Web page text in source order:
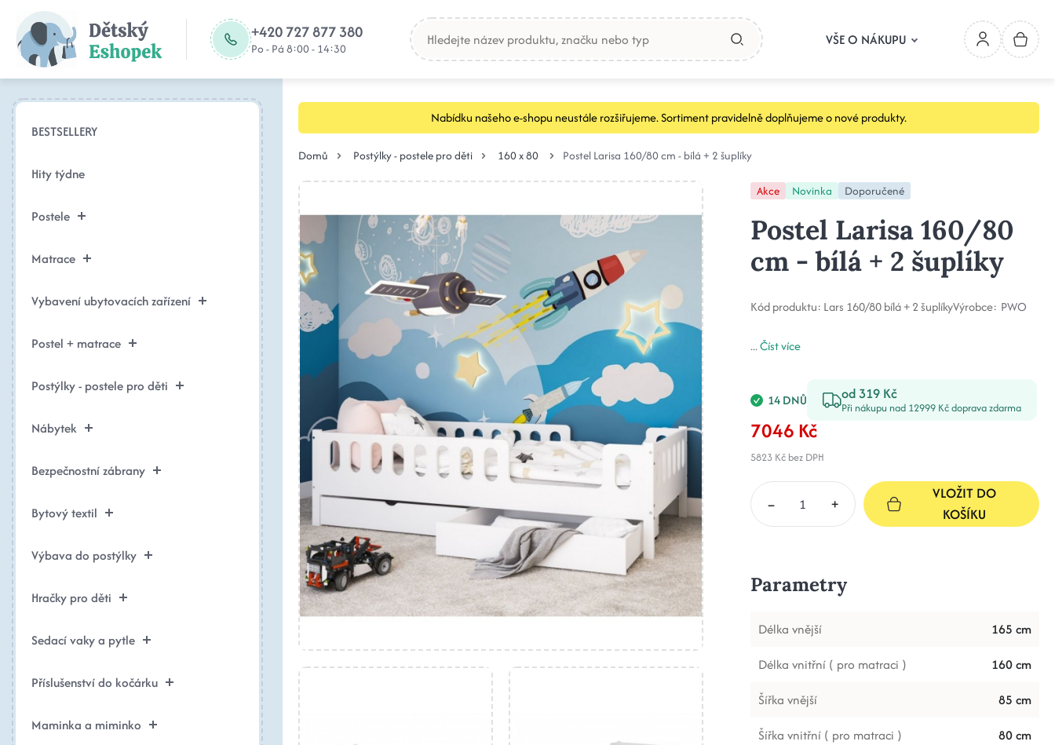
+420 727 877 380
Po - Pá 8:00 - 14:30
VŠE O NÁKUPU
BESTSELLERY
Hity týdne
Postele
Matrace
Vybavení ubytovacích zařízení
Postel + matrace
Postýlky - postele pro děti
Nábytek
Bezpečnostní zábrany
Bytový textil
Výbava do postýlky
Hračky pro děti
Sedací vaky a pytle
Příslušenství do kočárku
Maminka a miminko
Nabídku našeho e-shopu neustále rozšiřujeme. Sortiment pravidelně doplňujeme o nové produkty.
Domů Postýlky - postele pro děti 160 x 80 Postel Larisa 160/80 cm - bílá + 2 šuplíky
Akce Novinka Doporučené
Postel Larisa 160/80
cm - bílá + 2 šuplíky
Kód produktu: Lars 160/80 bílá + 2 šuplíkyVýrobce: PWO
...Číst více
14 DNŮ od 319 Kč
Při nákupu nad 12999 Kč doprava zdarma
7046 Kč
5823 Kčbez DPH
– +
VLOŽIT DO
KOŠÍKU
Parametry
Délka vnější
165 cm
Délka vnitřní ( pro matraci )
160 cm
Šířka vnější
85 cm
Šířka vnitřní ( pro matraci )
80 cm